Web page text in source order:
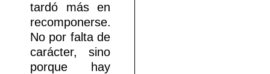
tardó más en
recomponerse.
No por falta de
carácter, sino
porque hay